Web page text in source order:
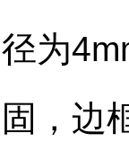
径为
固，边